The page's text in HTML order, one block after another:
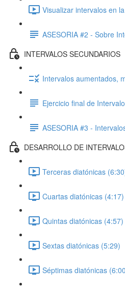
Visualizar intervalos en
ASESORIA #2 - Sobre
INTERVALOS SECUNDARIOS
Intervalos aumentados,
Ejercicio final de
ASESORIA #3 -
DESARROLLO DE
Terceras diatónicas
Cuartas diatónicas (4:17)
Quintas diatónicas (4:57)
Sextas diatónicas (5:29)
Séptimas diatónicas